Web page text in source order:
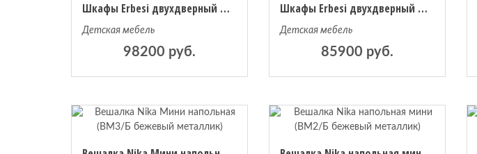
Шкафы Erbesi двухдверный Moon
Детская мебель
98200 руб.
Шкафы Erbesi двухдверный Lilli
Детская мебель
85900 руб.